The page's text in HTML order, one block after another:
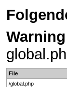
Warning
File
/global.php